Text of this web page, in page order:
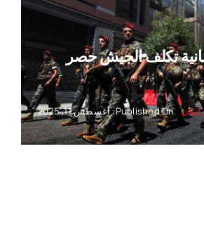
تكلف الجيش حصر
لبنان Published On: أغسطس 11, 2025